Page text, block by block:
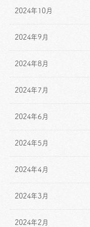
2024年10月
2024年9月
2024年8月
2024年7月
2024年6月
2024年5月
2024年4月
2024年3月
2024年2月